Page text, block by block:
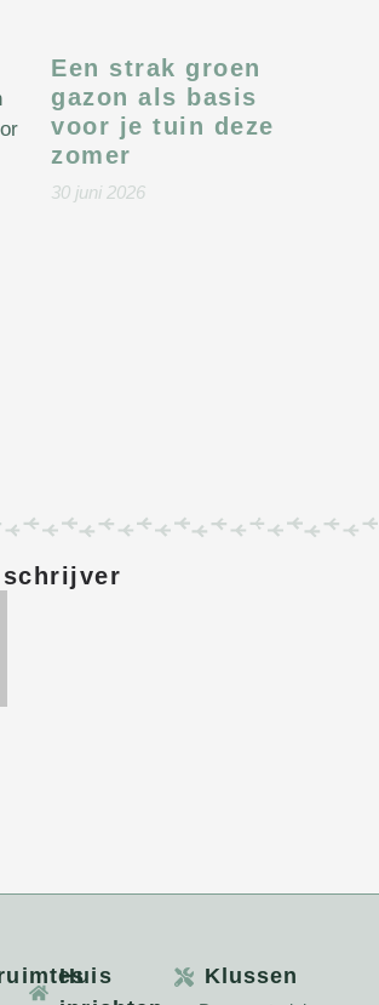
Een strak groen
gazon als basis
voor je tuin deze
zomer
30 juni 2026
schrijver
Huis
Klussen